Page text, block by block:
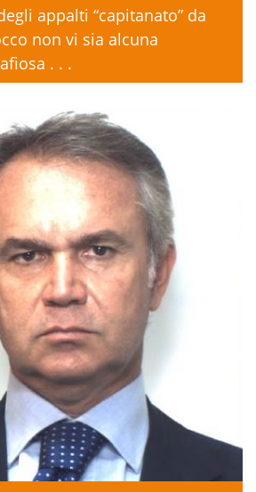
appalti “capitanato” da
non vi sia alcuna
. . .